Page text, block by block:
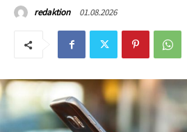
redaktion 01.08.2026